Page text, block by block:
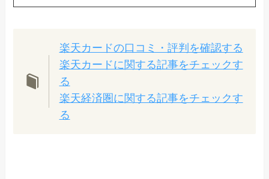
楽天カードの口コミ・評判を確認する
楽天カードに関する記事をチェックす
る
楽天経済圏に関する記事をチェックす
る